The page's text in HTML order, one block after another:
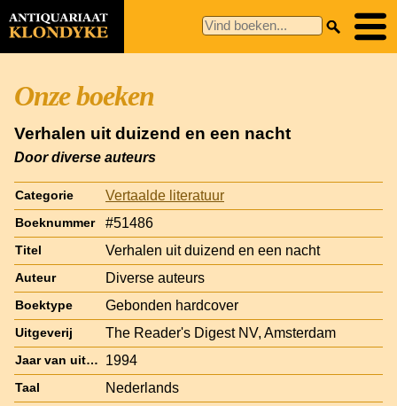
Onze boeken
Verhalen uit duizend en een nacht
Door diverse auteurs
Categorie Vertaalde literatuur
Boeknummer #51486
Titel Verhalen uit duizend en een nacht
Auteur Diverse auteurs
Boektype Gebonden hardcover
Uitgeverij The Reader's Digest NV, Amsterdam
Jaar van uitgave 1994
Taal Nederlands